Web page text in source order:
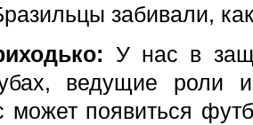
забивали,
У нас в
ведущие роли
может появиться